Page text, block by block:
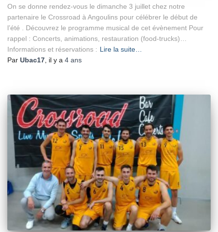
On se donne rendez-vous le dimanche 3 juillet chez notre
partenaire le Crossroad à Angoulins pour célébrer le début de
l’été . Découvrez le programme musical de cet évènement Pour
rappel : Concerts, animations, restauration (food-trucks)…
Informations et réservations : Lire la suite…
Par Ubac17 , il y a 4 ans